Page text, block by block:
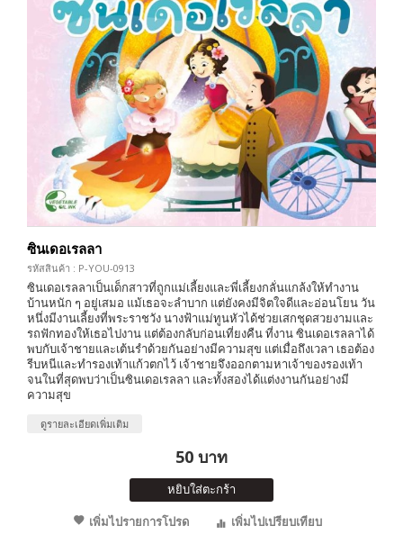
ซินเดอเรลลา
รหัสสินค้า : P-YOU-0913
ซินเดอเรลลาเป็นเด็กสาวที่ถูกแม่เลี้ยงและพี่เลี้ยงกลั่นแกล้งให้ทำงาน
บ้านหนัก ๆ อยู่เสมอ แม้เธอจะลำบาก แต่ยังคงมีจิตใจดีและอ่อนโยน วัน
หนึ่งมีงานเลี้ยงที่พระราชวัง นางฟ้าแม่ทูนหัวได้ช่วยเสกชุดสวยงามและ
รถฟักทองให้เธอไปงาน แต่ต้องกลับก่อนเที่ยงคืน ที่งาน ซินเดอเรลลาได้
พบกับเจ้าชายและเต้นรำด้วยกันอย่างมีความสุข แต่เมื่อถึงเวลา เธอต้อง
รีบหนีและทำรองเท้าแก้วตกไว้ เจ้าชายจึงออกตามหาเจ้าของรองเท้า
จนในที่สุดพบว่าเป็นซินเดอเรลลา และทั้งสองได้แต่งงานกันอย่างมี
ความสุข
ดูรายละเอียดเพิ่มเติม
50 บาท
หยิบใส่ตะกร้า
เพิ่มไปรายการโปรด
เพิ่มไปเปรียบเทียบ